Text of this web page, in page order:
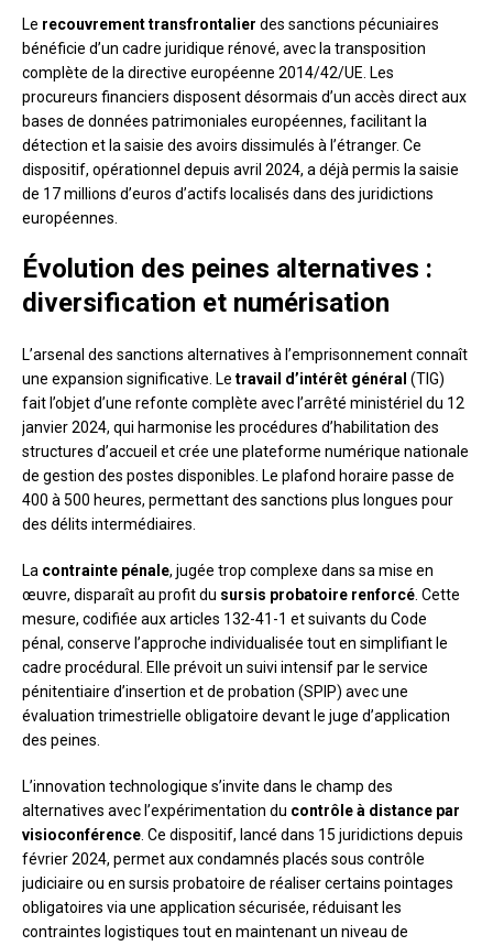
Le recouvrement transfrontalier des sanctions pécuniaires
bénéficie d’un cadre juridique rénové, avec la transposition
complète de la directive européenne 2014/42/UE. Les
procureurs financiers disposent désormais d’un accès direct aux
bases de données patrimoniales européennes, facilitant la
détection et la saisie des avoirs dissimulés à l’étranger. Ce
dispositif, opérationnel depuis avril 2024, a déjà permis la saisie
de 17 millions d’euros d’actifs localisés dans des juridictions
européennes.
Évolution des peines alternatives :
diversification et numérisation
L’arsenal des sanctions alternatives à l’emprisonnement connaît
une expansion significative. Le travail d’intérêt général (TIG)
fait l’objet d’une refonte complète avec l’arrêté ministériel du 12
janvier 2024, qui harmonise les procédures d’habilitation des
structures d’accueil et crée une plateforme numérique nationale
de gestion des postes disponibles. Le plafond horaire passe de
400 à 500 heures, permettant des sanctions plus longues pour
des délits intermédiaires.
La contrainte pénale, jugée trop complexe dans sa mise en
œuvre, disparaît au profit du sursis probatoire renforcé. Cette
mesure, codifiée aux articles 132-41-1 et suivants du Code
pénal, conserve l’approche individualisée tout en simplifiant le
cadre procédural. Elle prévoit un suivi intensif par le service
pénitentiaire d’insertion et de probation (SPIP) avec une
évaluation trimestrielle obligatoire devant le juge d’application
des peines.
L’innovation technologique s’invite dans le champ des
alternatives avec l’expérimentation du contrôle à distance par
visioconférence. Ce dispositif, lancé dans 15 juridictions depuis
février 2024, permet aux condamnés placés sous contrôle
judiciaire ou en sursis probatoire de réaliser certains pointages
obligatoires via une application sécurisée, réduisant les
contraintes logistiques tout en maintenant un niveau de